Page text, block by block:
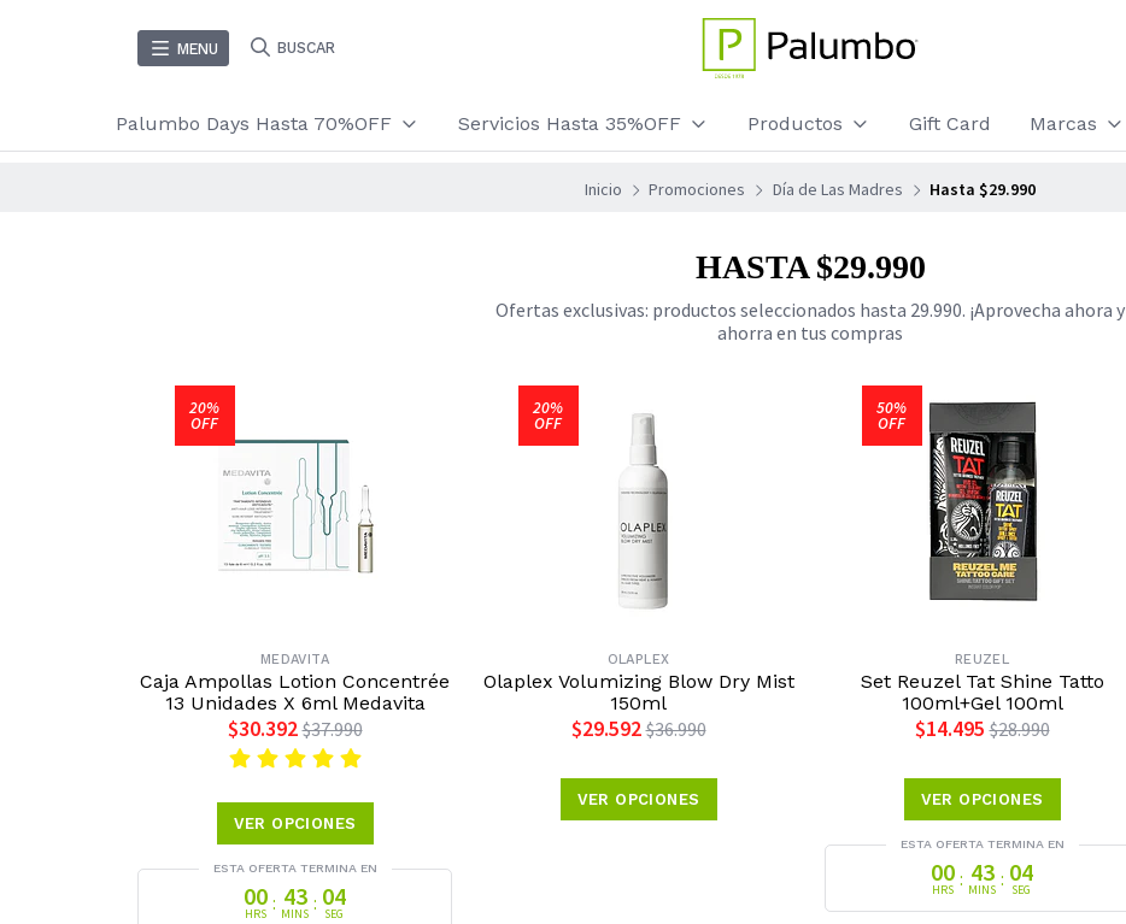
MENU BUSCAR
Palumbo Days Hasta 70%OFF Servicios Hasta 35%OFF Productos Gift Card Marcas
Inicio Promociones Día de Las Madres Hasta $29.990
HASTA $29.990
Ofertas exclusivas: productos seleccionados hasta 29.990. ¡Aprovecha ahora y
ahorra en tus compras
20%
OFF
MEDAVITA
Caja Ampollas Lotion Concentrée
13 Unidades X 6ml Medavita
$30.392 $37.990
VER OPCIONES
ESTA OFERTA TERMINA EN
00
HRS : 43
MINS : 03
SEG
20%
OFF
OLAPLEX
Olaplex Volumizing Blow Dry Mist
150ml
$29.592 $36.990
VER OPCIONES
50%
OFF
REUZEL
Set Reuzel Tat Shine Tatto
100ml+Gel 100ml
$14.495 $28.990
VER OPCIONES
ESTA OFERTA TERMINA EN
00
HRS : 43
MINS : 03
SEG